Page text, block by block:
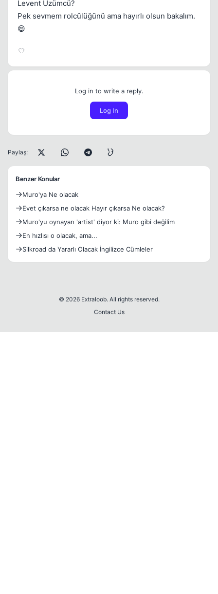
Levent Üzümcü?
Pek sevmem rolcülüğünü ama hayırlı olsun bakalım.
😄
Log in to write a reply.
Log In
Paylaş:
Benzer Konular
Muro'ya Ne olacak
Evet çıkarsa ne olacak Hayır çıkarsa Ne olacak?
Muro'yu oynayan 'artist' diyor ki: Muro gibi değilim
En hızlısı o olacak, ama...
Silkroad da Yararlı Olacak İngilizce Cümleler
© 2026 Extraloob. All rights reserved.
Contact Us